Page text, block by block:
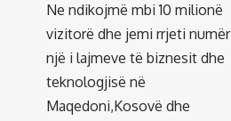
Ne ndikojmë mbi 10 milionë
vizitorë dhe jemi rrjeti numër
një i lajmeve të biznesit dhe
teknologjisë në
Maqedoni,Kosovë dhe